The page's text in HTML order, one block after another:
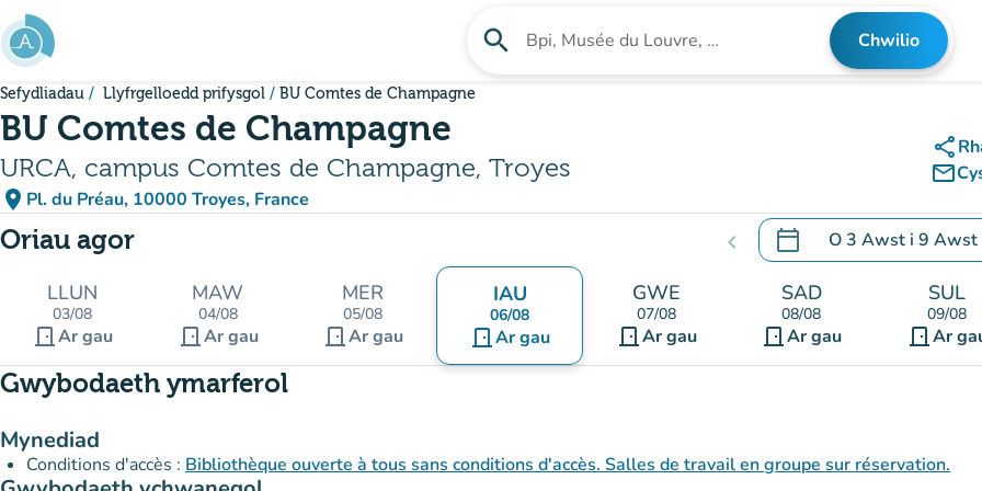
Mynd i'r prif gynnwys
search Chwilio am sefydliad Chwilio
Sefydliadau Llyfrgelloedd prifysgol BU Comtes de Champagne
BU Comtes de Champagne
URCA, campus Comtes de Champagne, Troyes
place Pl. du Préau, 10000 Troyes, France
(agor yn Google Maps)
(tab newydd)
share
mail_outline
Oriau agor chevron_left calendar_today O3 Awst i 9 Awst
.Agor y calendr i newid
LLUN
03/08
door_frontAr gau
MAW
04/08
door_front Ar gau
MER
05/08
door_frontAr gau
IAU
06/08
door_front Ar gau
GWE
07/08
door_front Ar gau
SAD
08/08
door_frontAr gau
SUL
09/08
door_front Ar
Gwybodaeth ymarferol
Mynediad
Conditions d'accès : Bibliothèque ouverte à tous sans conditions d'accès. Salles de travail en groupe sur réservation.